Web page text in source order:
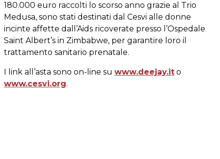
180.000 euro raccolti lo scorso anno grazie al Trio
Medusa, sono stati destinati dal Cesvi alle donne
incinte affette dall’Aids ricoverate presso l’Ospedale
Saint Albert’s in Zimbabwe, per garantire loro il
trattamento sanitario prenatale.
I link all’asta sono on-line su www.deejay.it o
www.cesvi.org.